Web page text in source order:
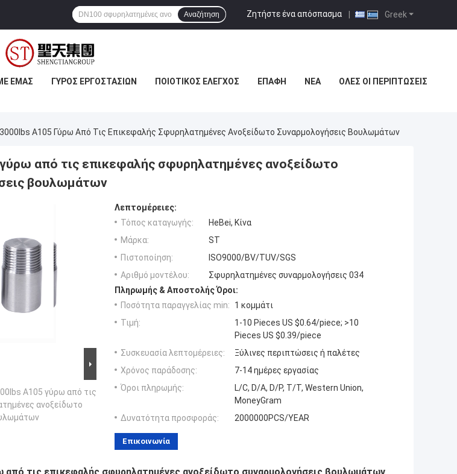
Greek
Ζητήστε ένα απόσπασμα |
Αναζήτηση
ΕΜΆΣ ΓΎΡΟΣ ΕΡΓΟΣΤΑΣΊΩΝ ΠΟΙΟΤΙΚΌΣ ΈΛΕΓΧΟΣ ΕΠΑΦΉ ΝΈΑ ΌΛΕΣ ΟΙ ΠΕΡΙΠΤΏΣΕΙΣ
3000lbs A105 Γύρω Από Τις Επικεφαλής Σφυρηλατημένες Ανοξείδωτο Συναρμολογήσεις Βουλωμάτων
από τις επικεφαλής σφυρηλατημένες ανοξείδωτο
βουλωμάτων
A105 γύρω από τις
ανοξείδωτο
Λεπτομέρειες:
Τόπος καταγωγής:
HeBei, Κίνα
Μάρκα:
ST
Πιστοποίηση:
ISO9000/BV/TUV/SGS
Αριθμό μοντέλου:
Σφυρηλατημένες συναρμολογήσεις 034
Πληρωμής & Αποστολής Όροι:
Ποσότητα παραγγελίας min:
1 κομμάτι
Τιμή:
1-10 Pieces US $0.64/piece; >10
Pieces US $0.39/piece
Συσκευασία λεπτομέρειες:
Ξύλινες περιπτώσεις ή παλέτες
Χρόνος παράδοσης:
7-14 ημέρες εργασίας
Όροι πληρωμής:
L/C, D/A, D/P, T/T, Western Union,
MoneyGram
Δυνατότητα προσφοράς:
2000000PCS/YEAR
Επικοινωνία